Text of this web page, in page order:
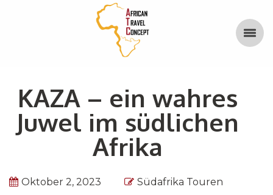
KAZA – ein wahres
Juwel im südlichen
Afrika
Oktober 2, 2023 Südafrika Touren